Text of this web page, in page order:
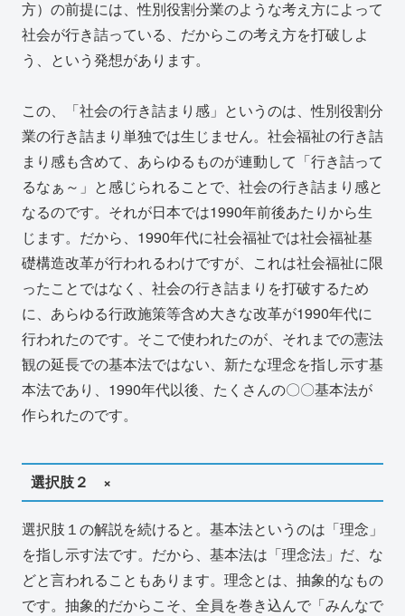
方）の前提には、性別役割分業のような考え方によって
社会が行き詰っている、だからこの考え方を打破しよ
う、という発想があります。
この、「社会の行き詰まり感」というのは、性別役割分
業の行き詰まり単独では生じません。社会福祉の行き詰
まり感も含めて、あらゆるものが連動して「行き詰って
るなぁ～」と感じられることで、社会の行き詰まり感と
なるのです。それが日本では1990年前後あたりから生
じます。だから、1990年代に社会福祉では社会福祉基
礎構造改革が行われるわけですが、これは社会福祉に限
ったことではなく、社会の行き詰まりを打破するため
に、あらゆる行政施策等含め大きな改革が1990年代に
行われたのです。そこで使われたのが、それまでの憲法
観の延長での基本法ではない、新たな理念を指し示す基
本法であり、1990年代以後、たくさんの〇〇基本法が
作られたのです。
選択肢２ ×
選択肢１の解説を続けると。基本法というのは「理念」
を指し示す法です。だから、基本法は「理念法」だ、な
どと言われることもあります。理念とは、抽象的なもの
です。抽象的だからこそ、全員を巻き込んで「みんなで